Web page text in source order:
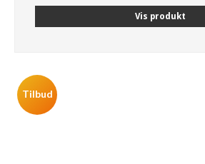
Vis produkt
Tilbud